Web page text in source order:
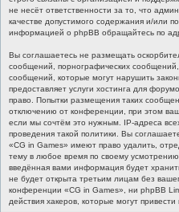
не несёт ответственности за то, что
качестве допустимого содержания и/или
информацией о phpBB обращайтесь по
Вы соглашаетесь не размещать
сообщений, порнографических
сообщений, которые могут нарушить
предоставляет услуги хостинга для
право. Попытки размещения таких
отключению от конференции, при этом
если мы сочтём это нужным. IP-адреса
проведения такой политики. Вы
«CG in Games» имеют право удалить,
тему в любое время по своему
введённая вами информация будет
не будет открыта третьим лицам без
конференции «CG in Games», ни phpBB
действия хакеров, которые могут